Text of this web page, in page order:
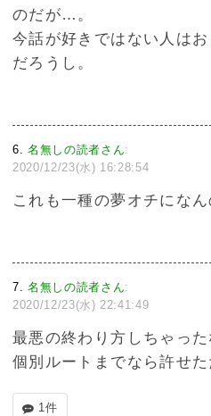
のだが…。
今話が好きではない人は
だろうし。
6 名無しの読者さん:
2020/12/23(水) 16:28:54
これも一種の夢オチになん
7 名無しの読者さん:
2020/12/23(水) 22:41:49
最悪の終わり方しちゃった
個別ルートまでなら許せた
1件